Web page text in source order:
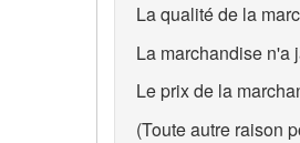
La qualité de la
La marchandise n'a
Le prix de la
(Toute autre raison